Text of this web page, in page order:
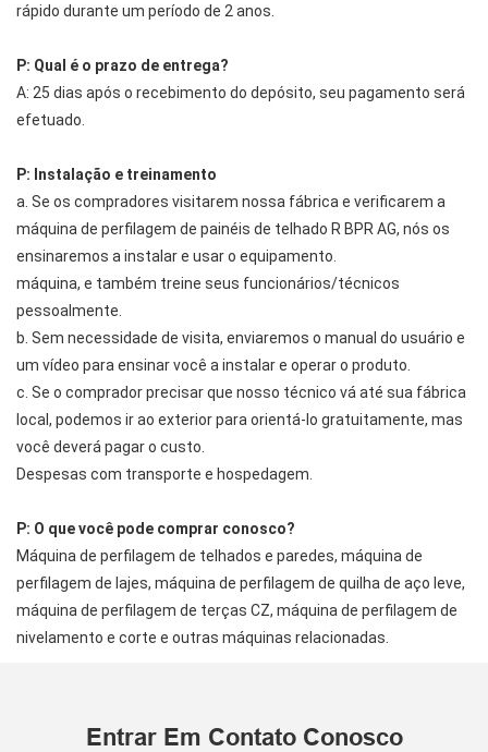
rápido durante um período de 2 anos.
P: Qual é o prazo de entrega?
A: 25 dias após o recebimento do depósito, seu pagamento será
efetuado.
P: Instalação e treinamento
a. Se os compradores visitarem nossa fábrica e verificarem a
máquina de perfilagem de painéis de telhado R BPR AG, nós os
ensinaremos a instalar e usar o equipamento.
máquina, e também treine seus funcionários/técnicos
pessoalmente.
b. Sem necessidade de visita, enviaremos o manual do usuário e
um vídeo para ensinar você a instalar e operar o produto.
c. Se o comprador precisar que nosso técnico vá até sua fábrica
local, podemos ir ao exterior para orientá-lo gratuitamente, mas
você deverá pagar o custo.
Despesas com transporte e hospedagem.
P: O que você pode comprar conosco?
Máquina de perfilagem de telhados e paredes, máquina de
perfilagem de lajes, máquina de perfilagem de quilha de aço leve,
máquina de perfilagem de terças CZ, máquina de perfilagem de
nivelamento e corte e outras máquinas relacionadas.
Entrar Em Contato Conosco